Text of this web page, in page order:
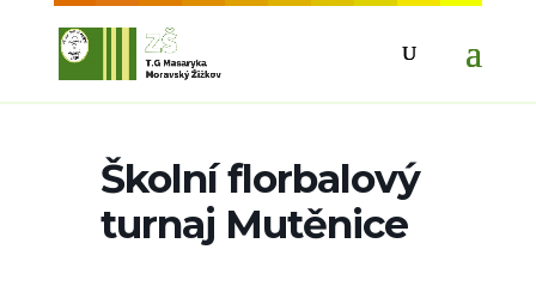
Školní florbalový
turnaj Mutěnice